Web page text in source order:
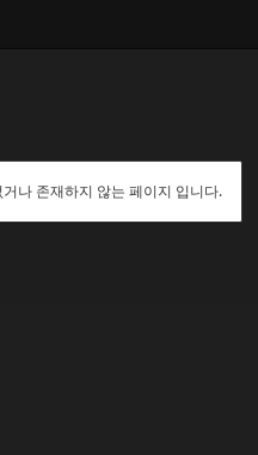
나 존재하지 않는 페이지 입니다.